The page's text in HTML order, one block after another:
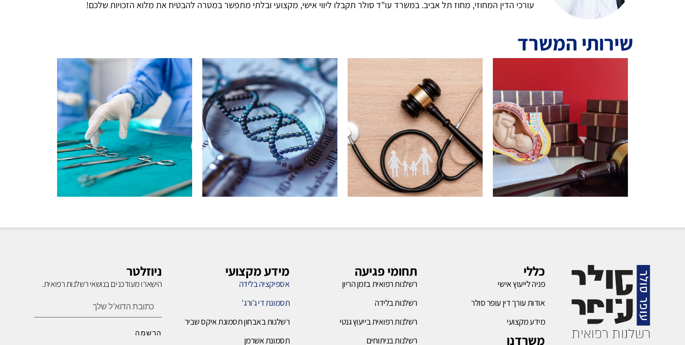
עורכי הדין המחוזי, מחוז תל אביב. במשרד עו"ד סולר תקבלו ליווי אישי, מקצועי ובלתי מתפשר במטרה להבטיח את מלוא הזכויות שלכם!
שירותי המשרד
רשלנות
לחץ כאן
רשלנות
לחץ כאן
רשלנות
גנטי
לחץ כאן
רשלנות
לחץ כאן
כללי
פניה לייעוץ אישי
אודות עורך דין עופר סולר
מידע מקצועי
משרדנו
תחומי פגיעה
רשלנות רפואית בזמן הריון
רשלנות בלידה
רשלנות רפואית בייעוץ גנטי
רשלנות בניתוחים
מידע מקצועי
אספיקציה בלידה
תסמונת די ג'ורג'
רשלנות באבחון תסמונת איקס שביר
תסמונת אשרמן
ניוזלטר
הישארו מעודכנים בנושאי רשלנות רפואית.
הרשמה